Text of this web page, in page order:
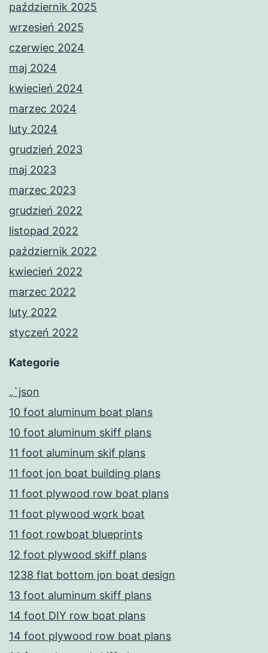
październik 2025
wrzesień 2025
czerwiec 2024
maj 2024
kwiecień 2024
marzec 2024
luty 2024
grudzień 2023
maj 2023
marzec 2023
grudzień 2022
listopad 2022
październik 2022
kwiecień 2022
marzec 2022
luty 2022
styczeń 2022
Kategorie
„`json
10 foot aluminum boat plans
10 foot aluminum skiff plans
11 foot aluminum skif plans
11 foot jon boat building plans
11 foot plywood row boat plans
11 foot plywood work boat
11 foot rowboat blueprints
12 foot plywood skiff plans
1238 flat bottom jon boat design
13 foot aluminum skiff plans
14 foot DIY row boat plans
14 foot plywood row boat plans